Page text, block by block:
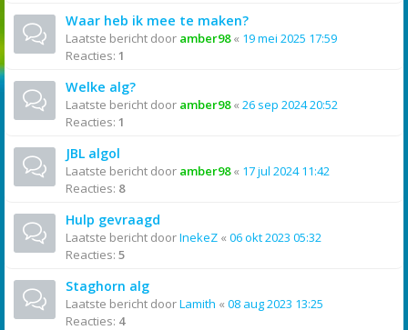
Waar heb ik mee te maken?
Laatste bericht door amber98« 19 mei 2025 17:59
Reacties: 1
Welke alg?
Laatste bericht door amber98« 26 sep 2024 20:52
Reacties: 1
JBL algol
Laatste bericht door amber98« 17 jul 2024 11:42
Reacties: 8
Hulp gevraagd
Laatste bericht doorInekeZ « 06 okt 2023 05:32
Reacties: 5
Staghorn alg
Laatste bericht doorLamith « 08 aug 2023 13:25
Reacties: 4